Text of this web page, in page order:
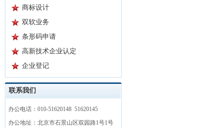
商标设计
双软业务
条形码申请
高新技术企业认定
企业登记
联系我们
办公电话：010-51620148 51620145
办公地址：北京市石景山区双园路1号1号